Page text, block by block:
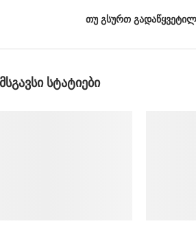
თუ გსურთ
ᲛᲡᲒᲐᲕᲡᲘ ᲡᲢᲐᲢᲘᲔᲑᲘ